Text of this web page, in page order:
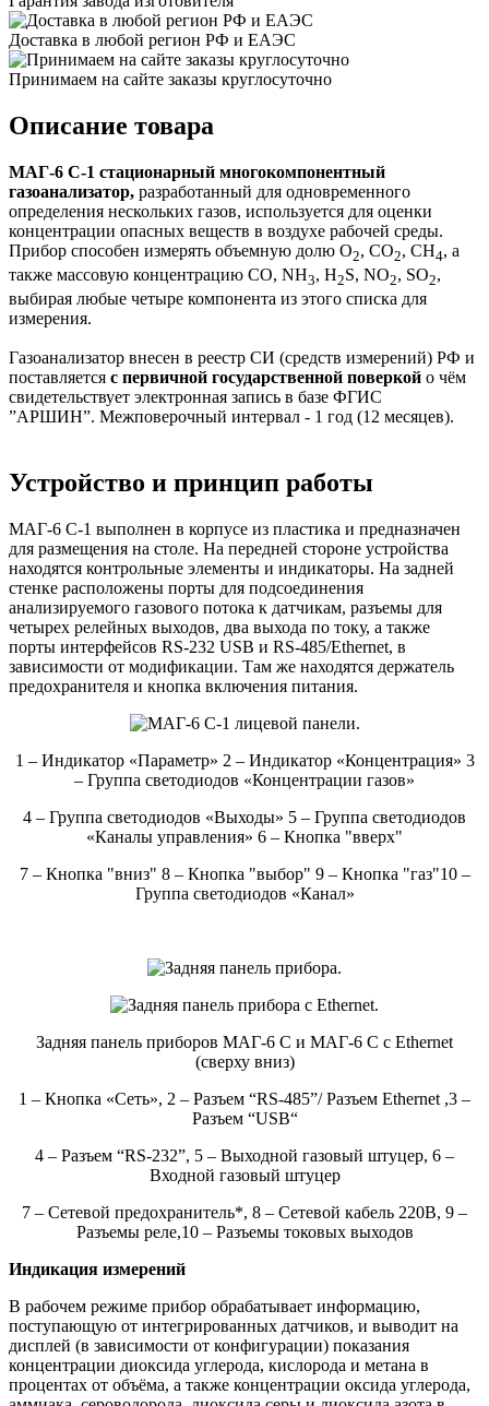
Доставка в любой регион РФ и ЕАЭС
Принимаем на сайте заказы круглосуточно
Описание товара
МАГ-6 С-1 стационарный многокомпонентный
газоанализатор, разработанный для одновременного
определения нескольких газов, используется для оценки
концентрации опасных веществ в воздухе рабочей среды.
Прибор способен измерять объемную долю O2, CO2, CH4, а
также массовую концентрацию CO, NH3, H2S, NO2, SO2,
выбирая любые четыре компонента из этого списка для
измерения.
Газоанализатор внесен в реестр СИ (средств измерений) РФ и
поставляется с первичной государственной поверкой о чём
свидетельствует электронная запись в базе ФГИС
”АРШИН”. Межповерочный интервал - 1 год (12 месяцев).
Устройство и принцип работы
МАГ-6 С-1 выполнен в корпусе из пластика и предназначен
для размещения на столе. На передней стороне устройства
находятся контрольные элементы и индикаторы. На задней
стенке расположены порты для подсоединения
анализируемого газового потока к датчикам, разъемы для
четырех релейных выходов, два выхода по току, а также
порты интерфейсов RS-232 USB и RS-485/Ethernet, в
зависимости от модификации. Там же находятся держатель
предохранителя и кнопка включения питания.
1 – Индикатор «Параметр» 2 – Индикатор «Концентрация» 3
– Группа светодиодов «Концентрации газов»
4 – Группа светодиодов «Выходы» 5 – Группа светодиодов
«Каналы управления» 6 – Кнопка "вверх"
7 – Кнопка "вниз" 8 – Кнопка "выбор" 9 – Кнопка "газ"10 –
Группа светодиодов «Канал»
Задняя панель приборов МАГ-6 С и МАГ-6 С с Ethernet
(сверху вниз)
1 – Кнопка «Сеть», 2 – Разъем “RS-485”/ Разъем Ethernet ,3 –
Разъем “USB“
4 – Разъем “RS-232”, 5 – Выходной газовый штуцер, 6 –
Входной газовый штуцер
7 – Сетевой предохранитель*, 8 – Сетевой кабель 220В, 9 –
Разъемы реле,10 – Разъемы токовых выходов
Индикация измерений
В рабочем режиме прибор обрабатывает информацию,
поступающую от интегрированных датчиков, и выводит на
дисплей (в зависимости от конфигурации) показания
концентрации диоксида углерода, кислорода и метана в
процентах от объёма, а также концентрации оксида углерода,